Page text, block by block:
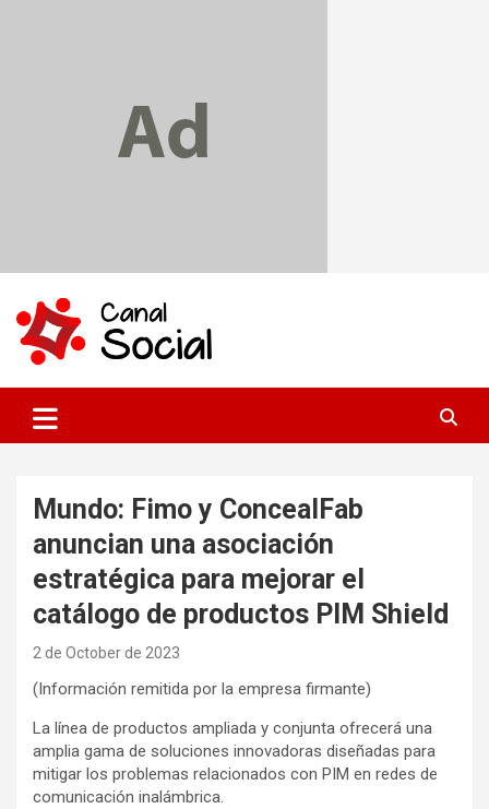
content
Canal Social
Mundo: Fimo y ConcealFab
anuncian una asociación
estratégica para mejorar el
catálogo de productos PIM Shield
2 de October de 2023
(Información remitida por la empresa firmante)
La línea de productos ampliada y conjunta ofrecerá una
amplia gama de soluciones innovadoras diseñadas para
mitigar los problemas relacionados con PIM en redes de
comunicación inalámbrica.